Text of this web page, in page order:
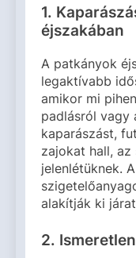
1.
éjszakában
A patkányok
legaktívabb
amikor mi
padlásról vagy
kaparászást,
zajokat hall,
jelenlétüknek.
alakítják ki
2.